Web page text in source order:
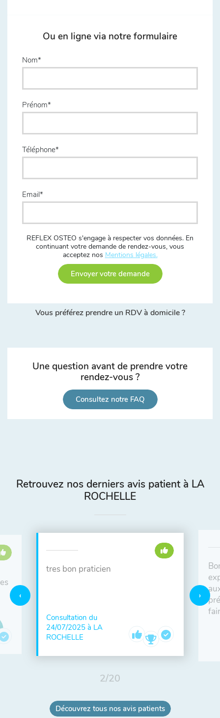
Ou en ligne via notre formulaire
Nom
Prénom
Téléphone
Email
REFLEX OSTEO s'engage à respecter vos données. En
continuant votre demande de rendez-vous, vous
acceptez nos Mentions légales.
Envoyer votre demande
Vous préférez prendre un RDV à domicile ?
Une question avant de prendre votre
rendez-vous ?
Consultez notre FAQ
Retrouvez nos derniers avis patient à LA
ROCHELLE
tres bon praticien
Consultation du
24/07/2025 à LA
ROCHELLE
2/20
Découvrez tous nos avis patients